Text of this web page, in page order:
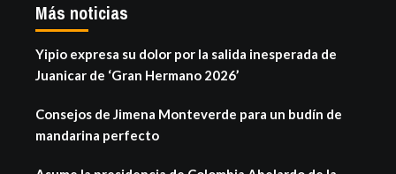
Más noticias
Yipio expresa su dolor por la salida inesperada de
Juanicar de ‘Gran Hermano 2026’
Consejos de Jimena Monteverde para un budín de
mandarina perfecto